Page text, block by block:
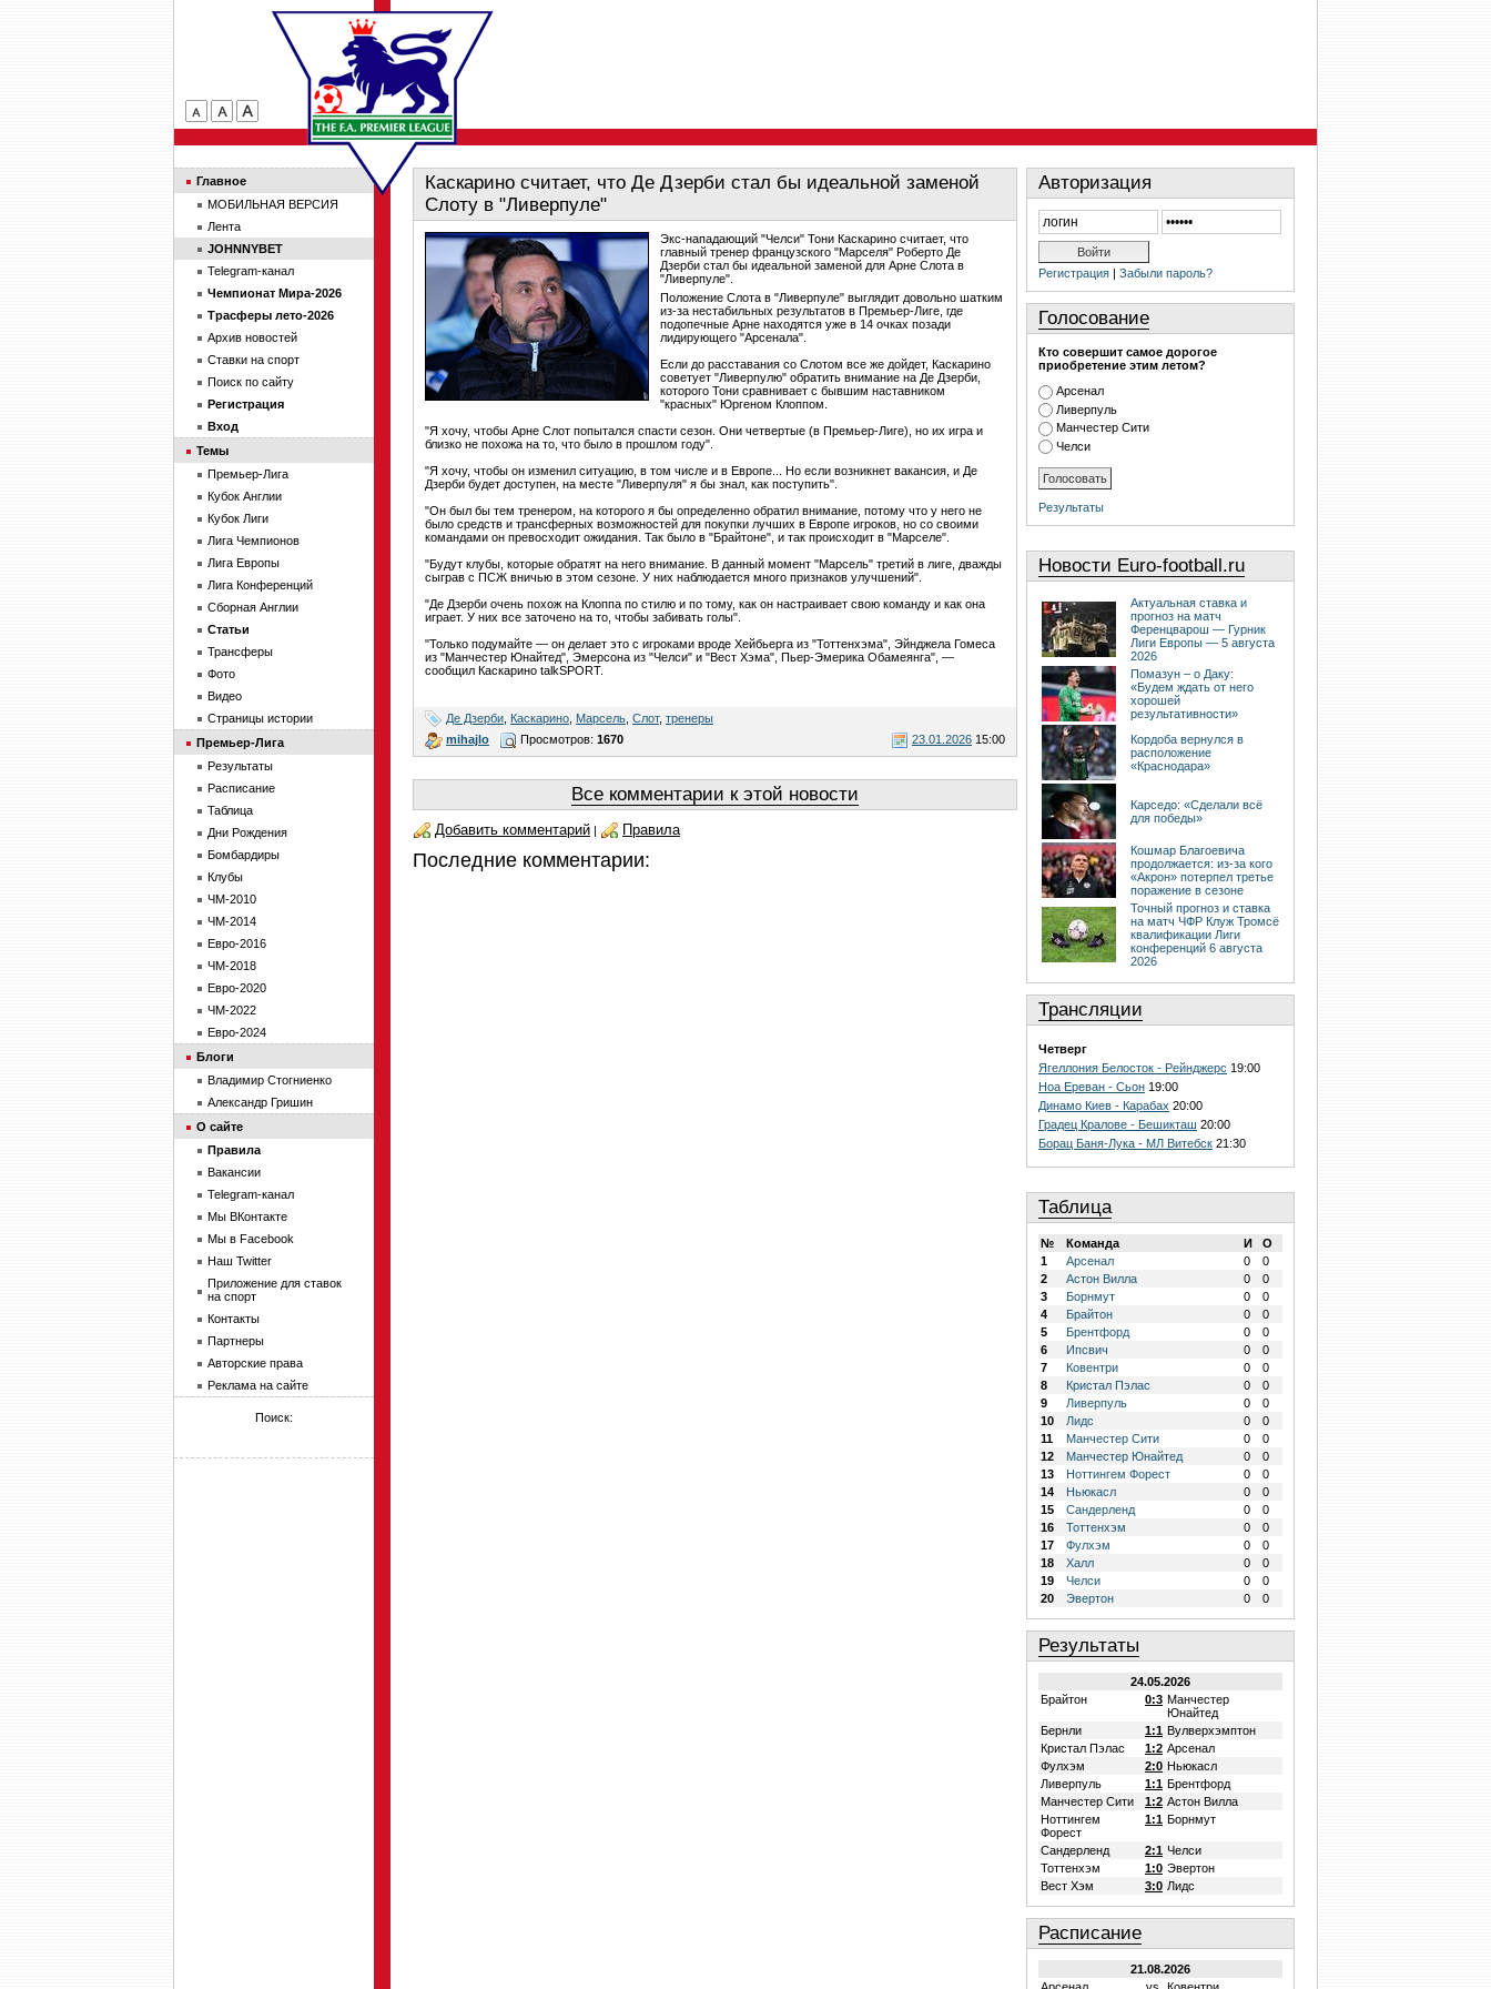
Каскарино считает, что Де Дзерби стал бы идеальной заменой
Слоту в "Ливерпуле"
Экс-нападающий "Челси" Тони Каскарино считает, что
главный тренер французского "Марселя" Роберто Де
Дзерби стал бы идеальной заменой для Арне Слота в
"Ливерпуле".
Положение Слота в "Ливерпуле" выглядит довольно шатким
из-за нестабильных результатов в Премьер-Лиге, где
подопечные Арне находятся уже в 14 очках позади
лидирующего "Арсенала".
Если до расставания со Слотом все же дойдет, Каскарино
советует "Ливерпулю" обратить внимание на Де Дзерби,
которого Тони сравнивает с бывшим наставником
"красных" Юргеном Клоппом.
"Я хочу, чтобы Арне Слот попытался спасти сезон. Они четвертые (в Премьер-Лиге), но их игра и
близко не похожа на то, что было в прошлом году".
"Я хочу, чтобы он изменил ситуацию, в том числе и в Европе... Но если возникнет вакансия, и Де
Дзерби будет доступен, на месте "Ливерпуля" я бы знал, как поступить".
"Он был бы тем тренером, на которого я бы определенно обратил внимание, потому что у него не
было средств и трансферных возможностей для покупки лучших в Европе игроков, но со своими
командами он превосходит ожидания. Так было в "Брайтоне", и так происходит в "Марселе".
"Будут клубы, которые обратят на него внимание. В данный момент "Марсель" третий в лиге, дважды
сыграв с ПСЖ вничью в этом сезоне. У них наблюдается много признаков улучшений".
"Де Дзерби очень похож на Клоппа по стилю и по тому, как он настраивает свою команду и как она
играет. У них все заточено на то, чтобы забивать голы".
"Только подумайте — он делает это с игроками вроде Хейбьерга из "Тоттенхэма", Эйнджела Гомеса
из "Манчестер Юнайтед", Эмерсона из "Челси" и "Вест Хэма", Пьер-Эмерика Обамеянга", —
сообщил Каскарино talkSPORT.
Де Дзерби Каскарино Марсель Слот, тренеры
mihajlo
23.01.2026 15:00
Просмотров: 1670
Все комментарии к этой новости
Добавить комментарий | Правила
Последние комментарии:
Авторизация
Регистрация | Забыли пароль?
Голосование
Кто совершит самое дорогое
приобретение этим летом?
Арсенал
Ливерпуль
Манчестер Сити
Челси
Результаты
Новости Euro-football.ru
Актуальная ставка и
прогноз на матч
Ференцварош — Гурник
Лиги Европы — 5 августа
2026
Помазун – о Даку:
«Будем ждать от него
хорошей
результативности»
Кордоба вернулся в
расположение
«Краснодара»
Карседо: «Сделали всё
для победы»
Кошмар Благоевича
продолжается: из-за кого
«Акрон» потерпел третье
поражение в сезоне
Точный прогноз и ставка
на матч ЧФР Клуж Тромсё
квалификации Лиги
конференций 6 августа
2026
Трансляции
Четверг
Ягеллония Белосток - Рейнджерс 19:00
Ноа Ереван - Сьон 19:00
Динамо Киев - Карабах 20:00
Градец Кралове - Бешикташ 20:00
Борац Баня-Лука - МЛ Витебск 21:30
Таблица
№ Команда И
О
1
Арсенал 0
0
2
Астон Вилла 0
0
3
Борнмут 0
0
4
Брайтон 0
0
5
Брентфорд 0
0
6
Ипсвич 0
0
7
Ковентри 0
0
8
Кристал Пэлас 0
0
9
Ливерпуль 0
0
10
Лидс 0
0
11
Манчестер Сити 0
0
12
Манчестер Юнайтед 0
0
13
Ноттингем Форест 0
0
14
Ньюкасл 0
0
15
Сандерленд 0
0
16
Тоттенхэм 0
0
17
Фулхэм 0
0
18
Халл 0
0
19
Челси 0
0
20
Эвертон 0 0
Результаты
24.05.2026
Брайтон
0:3 Манчестер
Юнайтед
Бернли
1:1 Вулверхэмптон
Кристал Пэлас
1:2 Арсенал
Фулхэм
2:0 Ньюкасл
Ливерпуль
1:1 Брентфорд
Манчестер Сити
1:2 Астон Вилла
Ноттингем
Форест
1:1 Борнмут
Сандерленд 2:1 Челси
Тоттенхэм
1:0 Эвертон
Вест Хэм
3:0 Лидс
Расписание
21.08.2026
Главное
МОБИЛЬНАЯ ВЕРСИЯ
Лента
JOHNNYBET
Telegram-канал
Чемпионат Мира-2026
Трасферы лето-2026
Архив новостей
Ставки на спорт
Поиск по сайту
Регистрация
Вход
Темы
Премьер-Лига
Кубок Англии
Кубок Лиги
Лига Чемпионов
Лига Европы
Лига Конференций
Сборная Англии
Статьи
Трансферы
Фото
Видео
Страницы истории
Премьер-Лига
Результаты
Расписание
Таблица
Дни Рождения
Бомбардиры
Клубы
ЧМ-2010
ЧМ-2014
Евро-2016
ЧМ-2018
Евро-2020
ЧМ-2022
Евро-2024
Блоги
Владимир Стогниенко
Александр Гришин
О сайте
Правила
Вакансии
Telegram-канал
Мы ВКонтакте
Мы в Facebook
Наш Twitter
Приложение для ставок
на спорт
Контакты
Партнеры
Авторские права
Реклама на сайте
Поиск: